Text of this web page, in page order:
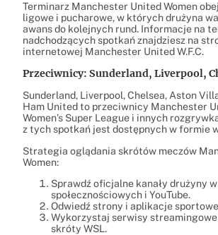
Terminarz Manchester United Women
ligowe i pucharowe, w których drużyna
awans do kolejnych rund. Informacje na
nadchodzących spotkań znajdziesz na
internetowej Manchester United W.F.C.
Przeciwnicy: Sunderland, Liverpool,
Sunderland, Liverpool, Chelsea, Aston
Ham United to przeciwnicy Manchester
Women’s Super League i innych
z tych spotkań jest dostępnych w formie
Strategia oglądania skrótów meczów
Women:
Sprawdź oficjalne kanały drużyny
społecznościowych i YouTube.
Odwiedź strony i aplikacje
Wykorzystaj serwisy
skróty WSL.